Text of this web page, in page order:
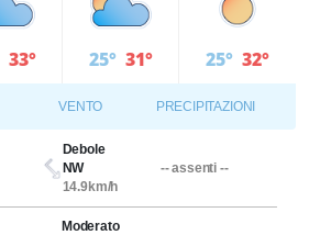
33° 25° 31° 25° 32°
VENTO PRECIPITAZIONI
Debole
NW
14.9km/h
-- assenti --
Moderato